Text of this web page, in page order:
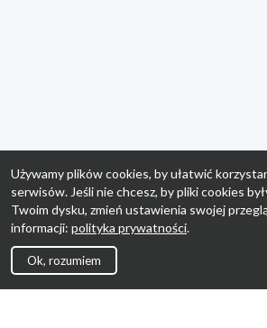
Używamy plików cookies, by ułatwić
serwisów. Jeśli nie chcesz, by pliki cookies
Twoim dysku, zmień ustawienia swojej
informacji: polityka prywatności.
Ok, rozumiem